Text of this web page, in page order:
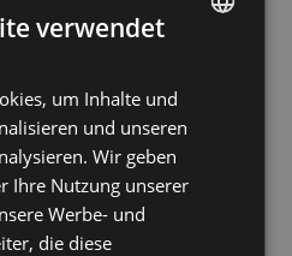
IR-3, IR-5
Längenverstellung der Bügel,
CZECH
HUNGARIAN
SLOVAK
ROMANIAN
verwendet
um Inhalte und
und unseren
Wir geben
Ihre Nutzung unserer
Werbe- und
die diese